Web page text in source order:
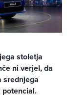
stoletja
ni verjel, da
srednjega
potencial.